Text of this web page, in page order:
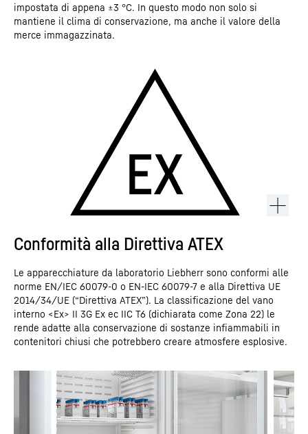
impostata di appena ±3 °C. In questo modo non solo si
mantiene il clima di conservazione, ma anche il valore della
merce immagazzinata.
Conformità alla Direttiva ATEX
Le apparecchiature da laboratorio Liebherr sono conformi alle
norme EN/IEC 60079-0 o EN-IEC 60079-7 e alla Direttiva UE
2014/34/UE (“Direttiva ATEX”). La classificazione del vano
interno <Ex> II 3G Ex ec IIC T6 (dichiarata come Zona 22) le
rende adatte alla conservazione di sostanze infiammabili in
contenitori chiusi che potrebbero creare atmosfere esplosive.